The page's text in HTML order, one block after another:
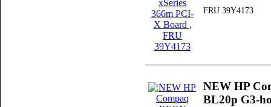
FRU 39Y4173
NEW HP
BL20p G3-